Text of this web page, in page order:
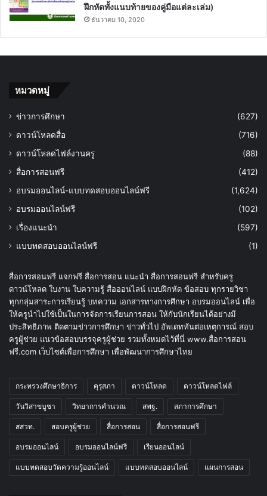
ฝึกหัดทั้งแนบท้ายของคู่มือแต่ละเล่ม)
ธันวาคม 10, 2020
หมวดหมู่
ข่าวการศึกษา
(627)
ดาวน์โหลดสื่อ
(716)
ดาวน์โหลดไฟล์งานครู
(88)
สื่อการสอนฟรี
(412)
อบรมออนไลน์-แบบทดสอบออนไลน์ฟรี
(1,624)
อบรมออนไลน์ฟรี
(102)
เรื่องแนะนำ
(597)
แบบทดสอบออนไลน์ฟรี
(1)
สื่อการสอนฟรี แจกฟรี สื่อการสอน แนะนำ สื่อการสอนฟรี สำหรับครู
ดาวน์โหลด ใบงาน ใบความรู้ สื่อออนไลน์ แบบฝึกหัด ข้อสอบ ทุกรายวิชา
ทุกกลุ่มสาระการเรียนรู้ บทความ เอกสารทางการศึกษา อบรมออนไลน์ เพื่อ
ให้ครูนำไปใช้เป็นในการจัดการเรียนการสอน ให้กับนักเรียนได้อย่างมี
ประสิทธิภาพ ติดตามข่าวการศึกษา ข่าวทั่วไป อัพเดททันต่อเหตุการณ์ สอบ
ครูผู้ช่วย แนวข้อสอบบรรจุครูผู้ช่วย รวมทั้งหมดไว้ที่นี่ www.สื่อการสอน
ฟรี.com เว็บไซต์เพื่อการศึกษา เพื่อพัฒนาการศึกษาไทย
กระทรวงศึกษาธิการ คุรุสภา ดาวน์โหลด ดาวน์โหลดไฟล์
วันวิสาขบูชา วิทยาการคำนวณ สพฐ. สภาการศึกษา
สสวท. สอบครูผู้ช่วย สื่อการสอน สื่อการสอนฟรี
อบรมออนไลน์ อบรมออนไลน์ฟรี เรียนออนไลน์
แบบทดสอบวัดความรู้ออนไลน์ แบบทดสอบออนไลน์ แผนการสอน